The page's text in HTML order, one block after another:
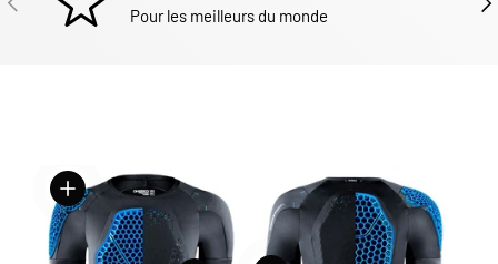
Pour les meilleurs du monde
Voir les détails